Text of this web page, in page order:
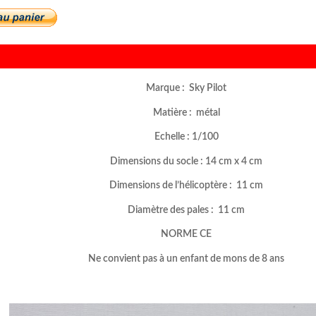
Marque : Sky Pilot
Matière : métal
Echelle : 1/100
Dimensions du socle : 14 cm x 4 cm
Dimensions de l’hélicoptère : 11 cm
Diamètre des pales : 11 cm
NORME CE
Ne convient pas à un enfant de mons de 8 ans